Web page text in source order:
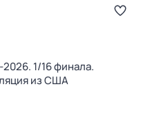
1/16 финала.
из США